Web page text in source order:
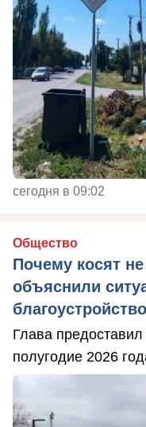
сегодня в 09:02
Общество
Почему косят
объяснили
Глава предоставил
полугодие 2026